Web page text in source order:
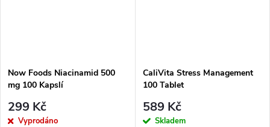
Now Foods Niacinamid 500
mg 100 Kapslí
299 Kč
Vyprodáno
CaliVita Stress Management
100 Tablet
589 Kč
Skladem